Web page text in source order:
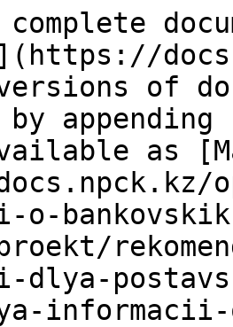
versions of
as
o-
dlya-